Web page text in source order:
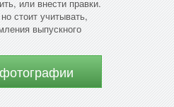
или внести правки.
стоит учитывать,
выпускного